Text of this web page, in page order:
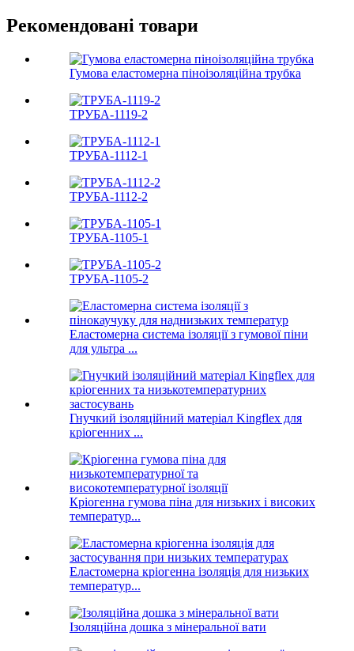
Рекомендовані товари
Гумова еластомерна піноізоляційна трубка
ТРУБА-1119-2
ТРУБА-1112-1
ТРУБА-1112-2
ТРУБА-1105-1
ТРУБА-1105-2
Еластомерна система ізоляції з гумової піни
для ультра ...
Гнучкий ізоляційний матеріал Kingflex для
кріогенних ...
Кріогенна гумова піна для низьких і високих
температур...
Еластомерна кріогенна ізоляція для низьких
температур...
Ізоляційна дошка з мінеральної вати